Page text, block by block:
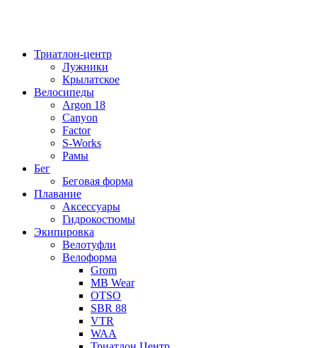
Триатлон-центр
Лужники
Крылатское
Велосипеды
Argon 18
Canyon
Factor
S-Works
Рамы
Бег
Беговая форма
Плавание
Аксессуары
Гидрокостюмы
Экипировка
Велотуфли
Велоформа
Grom
MB Wear
OTSO
SBR 88
VTR
WAA